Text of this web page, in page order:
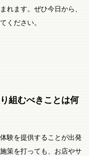
れます。ぜひ今日から、
ください。
組むべきことは何
験を提供することが出発
策を打っても、お店やサ